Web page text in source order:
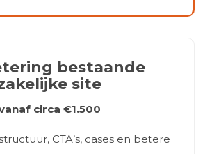
bestaande
site
circa €1.500
CTA’s, cases en betere